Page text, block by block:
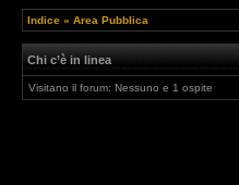
Indice » Area Pubblica
Chi c’è in linea
Visitano il forum: Nessuno e 1 ospite